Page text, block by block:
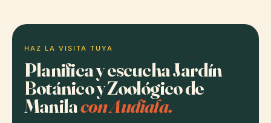
HAZ LA VISITA TUYA
Planifica y escucha Jardín
Botánico y Zoológico de
Manilacon Audiala.